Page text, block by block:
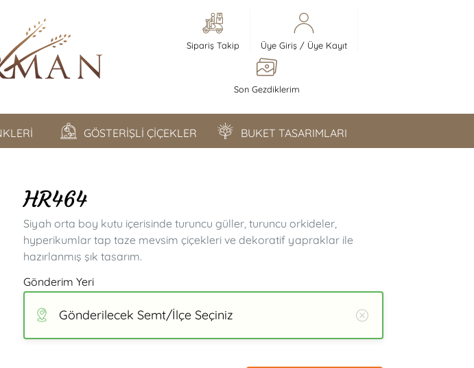
Sipariş Takip Üye Giriş/ Üye Kayıt
Son Gezdiklerim
GÖSTERİŞLİ ÇİÇEKLER BUKET TASARIMLARI
HR464
Siyah orta boy kutu içerisinde turuncu güller, turuncu orkideler,
hyperikumlar tap taze mevsim çiçekleri ve dekoratif yapraklar ile
hazırlanmış şık tasarım.
Gönderim Yeri
Gönderilecek Semt/İlçe Seçiniz